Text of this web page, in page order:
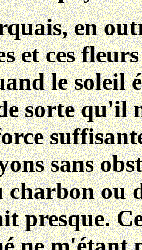
en
et ces
le soleil
sorte qu'il
sans
charbon ou
presque.